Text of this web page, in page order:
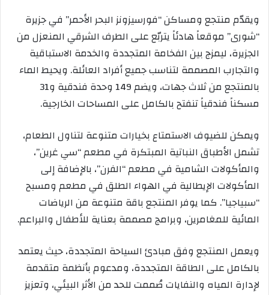
ويقدّم منتجع ومساكن “فورسيزونز البحر الأحمر” في جزيرة
“شورى” موقعاً هادئاً يتربّع على الطرف الشرقي المنعزل من
الجزيرة، ليمزج بين الفخامة المتجددة والخدمة الاستباقية
والتجارب المصممة لتناسب جميع أفراد العائلة. ويحيط الماء
بالمنتجع من ثلاث جهات، ويضم 149 وحدة فندقية و31
مسكناً فندقياً تنفتح بالكامل على المساحات الخارجية.
ويمكن للضيوف الاستمتاع بخيارات متنوعة لتناول الطعام،
تشمل الأطباق النباتية المبتكرة في مطعم “سي غرين”،
والمأكولات الشامية في مطعم “الفرن”، بالإضافة إلى
المأكولات الإيطالية في الهواء الطلق في مطعم ومسبح
“سبياجيا”. كما يوفر المنتجع باقة متنوعة من الرياضات
المائية للمغامرين، وبرامج مصممة بعناية للأطفال والبراعم.
ويعمل المنتجع وفق مبادئ السياحة المتجددة، حيث يعتمد
بالكامل على الطاقة المتجددة، ومدعوم بأنظمة متقدمة
لإدارة المياه والنفايات صُممت للحد من الأثر البيئي، وتعزيز